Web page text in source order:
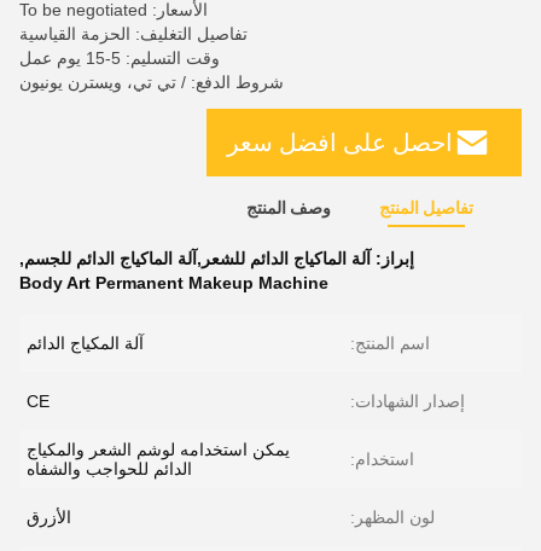
الأسعار: To be negotiated
تفاصيل التغليف: الحزمة القياسية
وقت التسليم: 5-15 يوم عمل
شروط الدفع: / تي تي، ويسترن يونيون
احصل على افضل سعر
تفاصيل المنتج وصف المنتج
إبراز: آلة الماكياج الدائم للشعر,آلة الماكياج الدائم للجسم,
Body Art Permanent Makeup Machine
اسم المنتج: آلة المكياج الدائم
إصدار الشهادات: CE
استخدام:
يمكن استخدامه لوشم الشعر والمكياج
الدائم للحواجب والشفاه
لون المظهر: الأزرق